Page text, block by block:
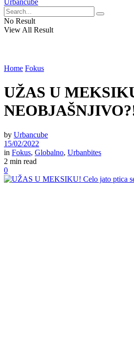
Urbancube
No Result
View All Result
Home Fokus
UŽAS U
by Urbancube
15/02/2022
in Fokus, Globalno, Urbanbites
2 min read
0